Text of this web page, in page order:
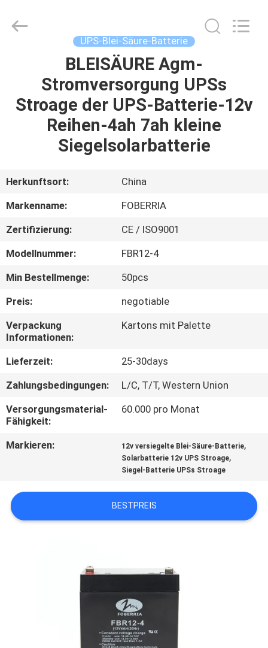
PRODUKTE
ÜBER
UNS
FABRIK-
AUSFLUG
QUALITÄTSKONTROLLE
TRETEN
SIE
UNS
IN
FÄLLE
TECHNOLOGY
CO.,LTD..
UPS-Blei-Säure-Batterie
BLEISÄURE Agm-
Stromversorgung UPSs
Stroage der UPS-Batterie-12v
Reihen-4ah 7ah kleine
Siegelsolarbatterie
Herkunftsort:
China
Markenname:
FOBERRIA
Zertifizierung:
CE / ISO9001
Modellnummer:
FBR12-4
Min Bestellmenge:
50pcs
Preis:
negotiable
Verpackung
Informationen:
Kartons mit Palette
Lieferzeit:
25-30days
Zahlungsbedingungen:
L/C, T/T, Western Union
Versorgungsmaterial-
Fähigkeit:
60.000 pro Monat
Markieren: 12v versiegelte Blei-Säure-Batterie,
Solarbatterie 12v UPS Stroage,
Siegel-Batterie UPSs Stroage
BESTPREIS